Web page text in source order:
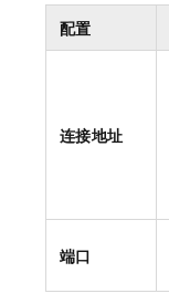
配置
连接地址
端口